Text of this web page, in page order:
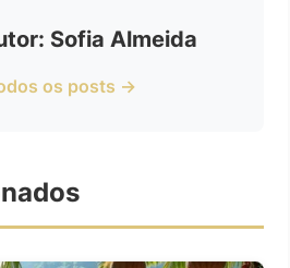
Sofia Almeida
os posts →